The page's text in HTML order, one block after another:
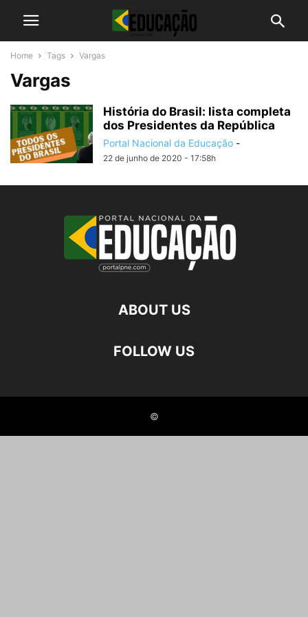
Home Tags Vargas
Vargas
História do Brasil: lista completa
dos Presidentes da República
Portal Nacional da Educação -
22 de junho de 2020 - 17:58h
ABOUT US
FOLLOW US
©